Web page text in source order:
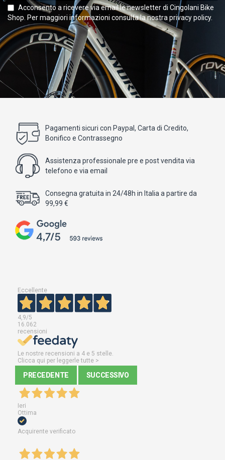
Acconsento a ricevere via email le newsletter di Cingolani Bike
Shop. Per maggiori informazioni consulta la nostra privacy policy.
Pagamenti sicuri con Paypal, Carta di Credito,
Bonifico e Contrassegno
Assistenza professionale pre e post vendita via
telefono e via email
Consegna gratuita in 24/48h in Italia a partire da
99,99 €
Eccellente
4,9/5
16.062
recensioni
Le nostre recensioni a 4 e 5 stelle.
Clicca qui per leggerle tutte >
PRECEDENTE SUCCESSIVO
Ieri
Ottima
Acquirente verificato